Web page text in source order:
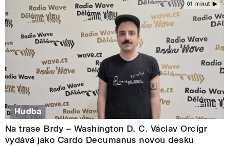
61 minut
Hudba
Na trase Brdy – Washington D. C. Václav Orcígr
vydává jako Cardo Decumanus novou desku